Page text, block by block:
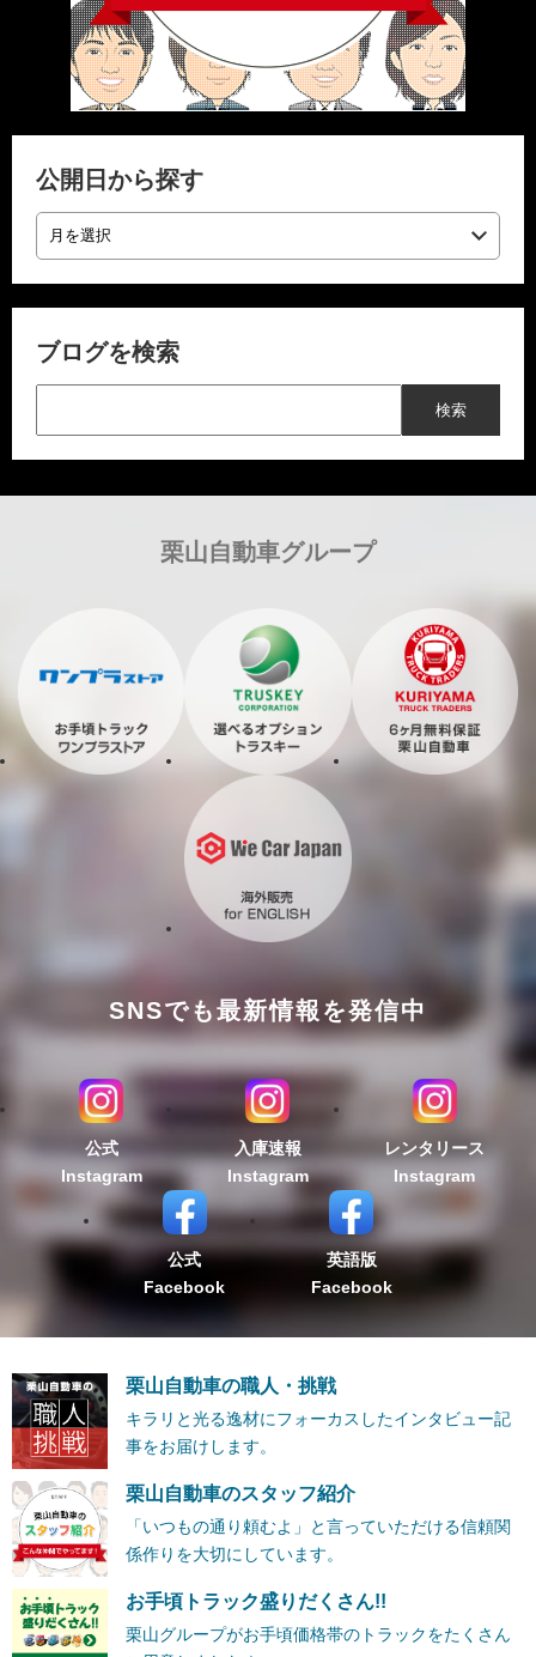
公開日から探す
ブログを検索
栗山自動車グループ
SNSでも最新情報を発信中
公式
Instagram
入庫速報
Instagram
レンタリース
Instagram
公式
Facebook
英語版
Facebook
栗山自動車の職人・挑戦
キラリと光る逸材にフォーカスしたインタビュー記
事をお届けします。
栗山自動車のスタッフ紹介
「いつもの通り頼むよ」と言っていただける信頼関
係作りを大切にしています。
お手頃トラック盛りだくさん!!
栗山グループがお手頃価格帯のトラックをたくさん